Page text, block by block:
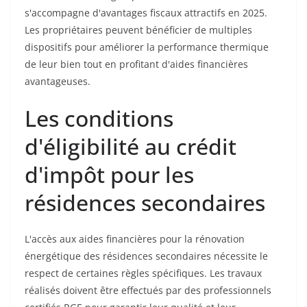
s'accompagne d'avantages fiscaux attractifs en 2025.
Les propriétaires peuvent bénéficier de multiples
dispositifs pour améliorer la performance thermique
de leur bien tout en profitant d'aides financières
avantageuses.
Les conditions
d'éligibilité au crédit
d'impôt pour les
résidences secondaires
L'accès aux aides financières pour la rénovation
énergétique des résidences secondaires nécessite le
respect de certaines règles spécifiques. Les travaux
réalisés doivent être effectués par des professionnels